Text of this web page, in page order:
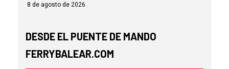
8 de agosto de 2026
DESDE EL PUENTE DE MANDO
FERRYBALEAR.COM